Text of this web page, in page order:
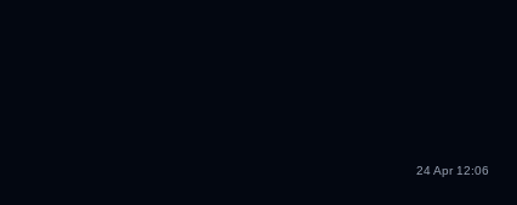
24 Apr 12:06